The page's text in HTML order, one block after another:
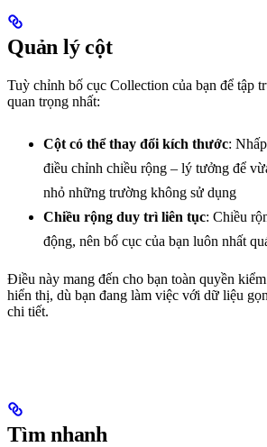
Quản lý cột
Tuỳ chỉnh bố cục Collection của bạn để tập
quan trọng nhất:
Cột có thể thay đổi kích thước:
điều chỉnh chiều rộng – lý tưởng để
nhỏ những trường không sử dụng
Chiều rộng duy trì liên tục: Chiều
động, nên bố cục của bạn luôn nhất
Điều này mang đến cho bạn toàn quyền
hiển thị, dù bạn đang làm việc với dữ liệu
chi tiết.
Tìm nhanh